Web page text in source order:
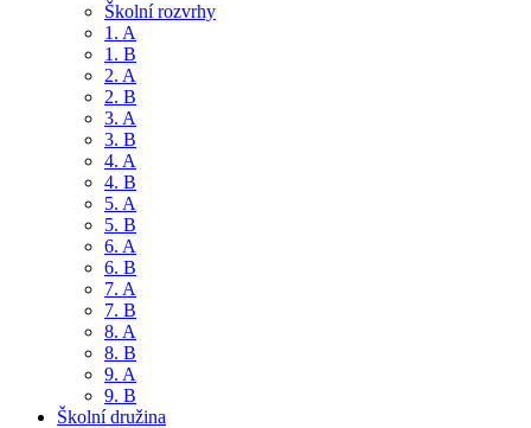
Školní rozvrhy
1. A
1. B
2. A
2. B
3. A
3. B
4. A
4. B
5. A
5. B
6. A
6. B
7. A
7. B
8. A
8. B
9. A
9. B
Školní družina